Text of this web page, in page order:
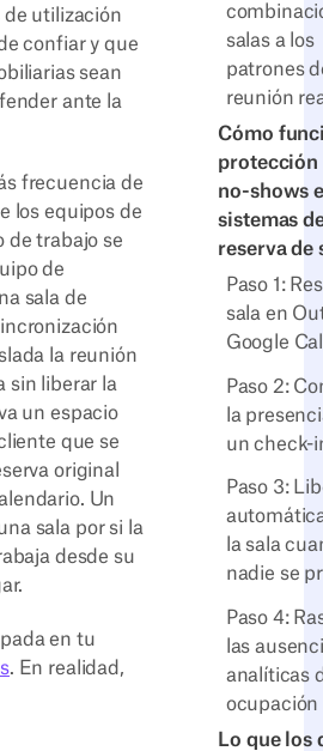
salas a los
patrones
reunión
Cómo
protección
no-shows
sistemas
reserva de
Paso 1:
sala en
Google
Paso 2:
la
un check-
Paso 3:
la sala
nadie se
Paso 4:
las
analíticas
ocupación
Lo que los
de utilización
confiar y que
sean
ante la
frecuencia de
los equipos de
de trabajo se
de
sala de
la reunión
sin liberar la
un espacio
que se
original
Un
sala por si la
desde su
en tu
. En realidad,